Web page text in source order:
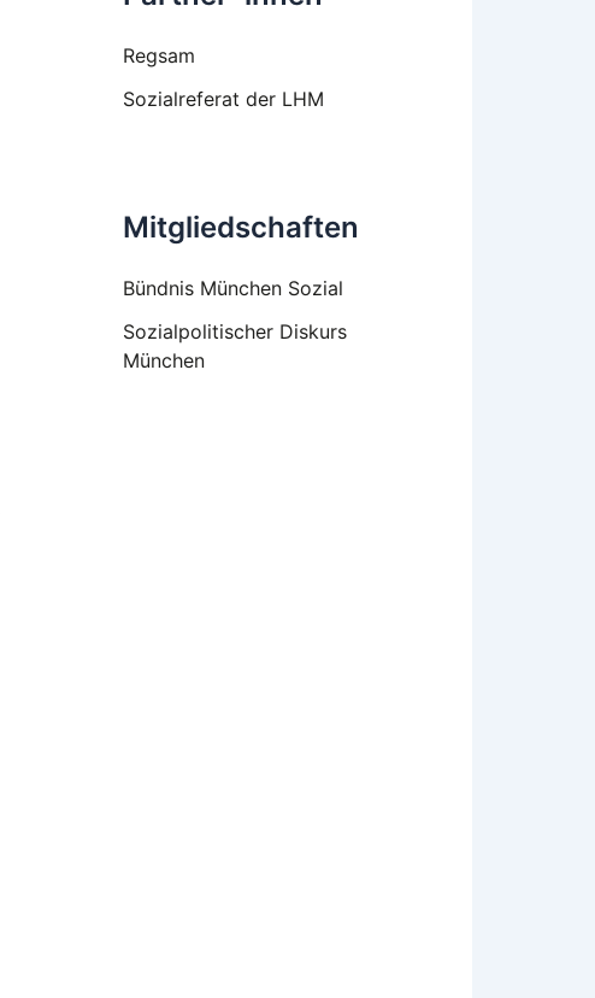
Regsam
Sozialreferat der LHM
Mitgliedschaften
Bündnis München Sozial
Sozialpolitischer Diskurs
München